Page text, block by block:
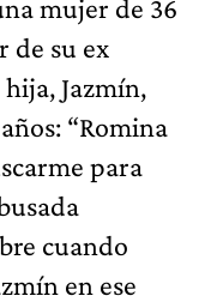
mujer de 36
de su ex
Jazmín,
“Romina
para
cuando
en ese